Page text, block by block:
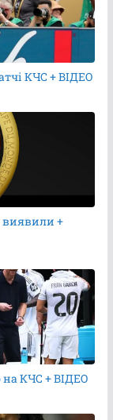
КЧС + ВІДЕО
виявили +
на КЧС + ВІДЕО